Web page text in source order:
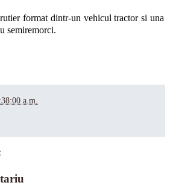
format dintr-un vehicul tractor si una
semiremorci.
a.m.